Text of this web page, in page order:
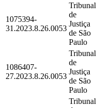
1075394-
31.2023.8.26.0053
Tribunal
de
Justiça
de São
Paulo
1086407-
27.2023.8.26.0053
Tribunal
de
Justiça
de São
Paulo
Tribunal